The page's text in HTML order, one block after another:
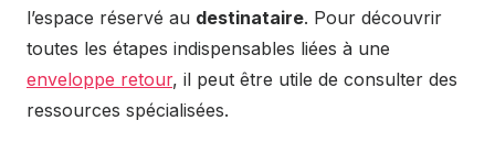
l’espace réservé au destinataire. Pour découvrir
toutes les étapes indispensables liées à une
enveloppe retour, il peut être utile de consulter des
ressources spécialisées.